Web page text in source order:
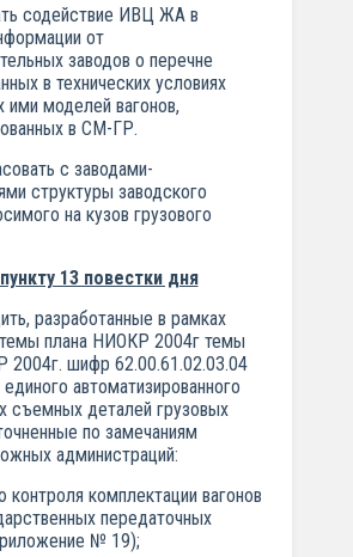
содействие ИВЦ ЖА в
от
заводов о перечне
в технических условиях
ими моделей вагонов,
в СМ-ГР.
с заводами-
структуры заводского
на кузов грузового
13 повестки дня
разработанные в рамках
плана НИОКР 2004г темы
2004г. шифр 62.00.61.02.03.04
автоматизированного
съемных деталей грузовых
по замечаниям
администраций:
контроля комплектации вагонов
передаточных
№ 19);